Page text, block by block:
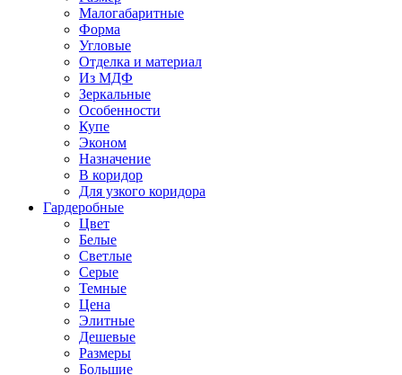
Малогабаритные
Форма
Угловые
Отделка и материал
Из МДФ
Зеркальные
Особенности
Купе
Эконом
Назначение
В коридор
Для узкого коридора
Гардеробные
Цвет
Белые
Светлые
Серые
Темные
Цена
Элитные
Дешевые
Размеры
Большие